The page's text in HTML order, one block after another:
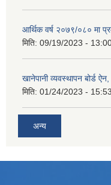
आर्थिक वर्ष २०७९/०८० मा
मिति: 09/19/2023 -
खानेपानी व्यवस्थापन बोर्ड
मिति: 01/24/2023 - 15:53
अन्य